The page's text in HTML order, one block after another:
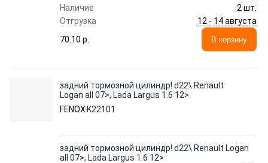
Наличие
2 шт.
Отгрузка
12 - 14 августа
70.10 p.
В корзину
задний тормозной цилиндр! d22\ Renault
Logan all 07>, Lada Largus 1.6 12>
FENOX K22101
задний тормозной цилиндр! d22\ Renault Logan
all 07>, Lada Largus 1.6 12>